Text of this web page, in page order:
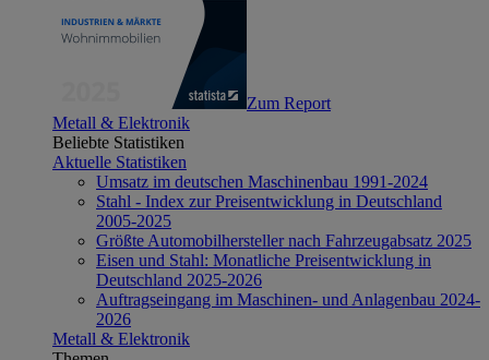
Zum Report
Metall & Elektronik
Beliebte Statistiken
Aktuelle Statistiken
Umsatz im deutschen Maschinenbau 1991-2024
Stahl - Index zur Preisentwicklung in Deutschland
2005-2025
Größte Automobilhersteller nach Fahrzeugabsatz 2025
Eisen und Stahl: Monatliche Preisentwicklung in
Deutschland 2025-2026
Auftragseingang im Maschinen- und Anlagenbau 2024-
2026
Metall & Elektronik